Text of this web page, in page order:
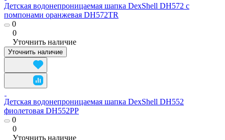
Детская водонепроницаемая шапка DexShell DH572 с
помпонами оранжевая DH572TR
0
0
Уточнить наличие
Уточнить наличие
Детская водонепроницаемая шапка DexShell DH552
фиолетовая DH552PP
0
0
Уточнить наличие